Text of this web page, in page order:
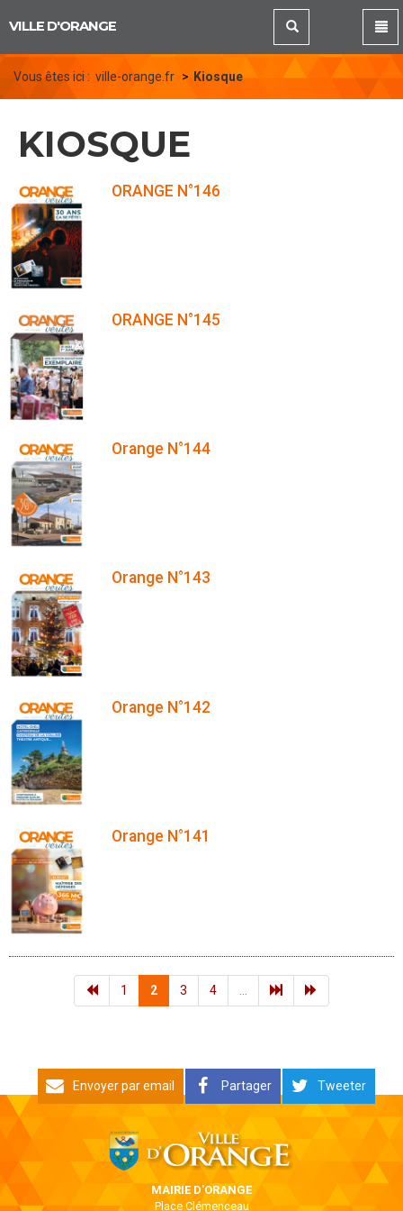
VILLE D'ORANGE
Vous êtes ici : ville-orange.fr Kiosque
KIOSQUE
ORANGE N°146
ORANGE N°145
Orange N°144
Orange N°143
Orange N°142
Orange N°141
1 2 3 4
Envoyer par email Partager Tweeter
MAIRIE D'ORANGE
Place Clémenceau